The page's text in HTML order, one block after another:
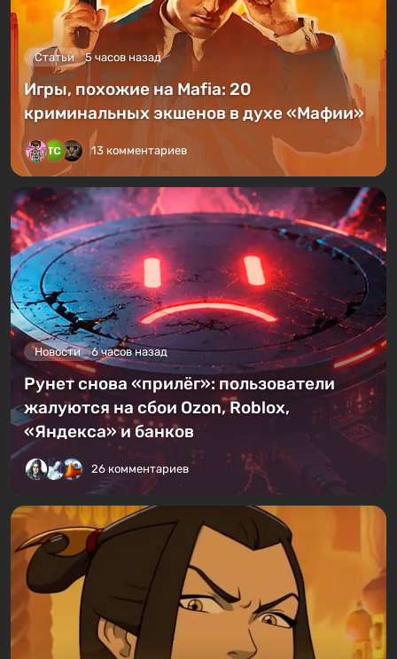
Статьи 5 часов назад
Игры, похожие на Mafia: 20
криминальных экшенов в духе «Мафии»
13 комментариев
Новости 6 часов назад
Рунет снова «прилёг»: пользователи
жалуются на сбои Ozon, Roblox,
«Яндекса» и банков
26 комментариев